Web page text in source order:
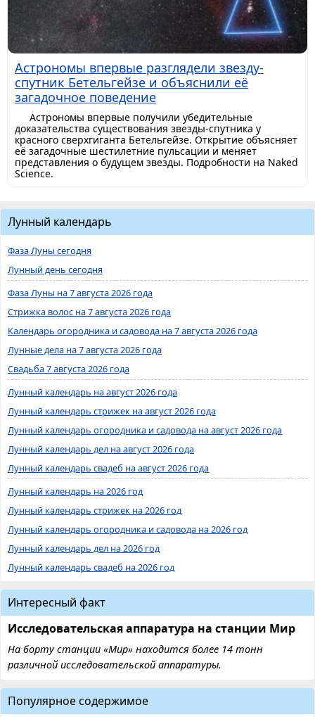
Астрономы впервые разглядели звезду-
спутник Бетельгейзе и объяснили её
загадочное поведение
Астрономы впервые получили убедительные
доказательства существования звезды-спутника у
красного сверхгиганта Бетельгейзе. Открытие объясняет
её загадочные шестилетние пульсации и меняет
представления о будущем звезды. Подробности на Naked
Science.
Лунный календарь
Фаза Луны сегодня
Лунный день сегодня
Фаза Луны на 7 августа 2026 года
Стрижка волос на 7 августа 2026 года
Календарь огородника и садовода на 7 августа 2026 года
Лунные дела на 7 августа 2026 года
Свадьба 7 августа 2026 года
Лунный календарь на август 2026 года
Лунный календарь стрижек на август 2026 года
Лунный календарь огородника и садовода на август 2026 года
Лунный календарь дел на август 2026 года
Лунный календарь свадеб на август 2026 года
Лунный календарь на 2026 год
Лунный календарь стрижек на 2026 год
Лунный календарь огородника и садовода на 2026 год
Лунный календарь дел на 2026 год
Лунный календарь свадеб на 2026 год
Интересный факт
Исследовательская аппаратура на станции Мир
На борту станции «Мир» находится более 14 тонн
различной исследовательской аппаратуры.
Популярное содержимое